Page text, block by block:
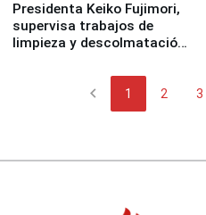
Presidenta Keiko Fujimori,
supervisa trabajos de
limpieza y descolmatación
chevron_left 1 2 3